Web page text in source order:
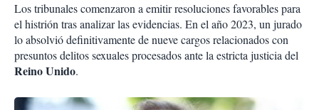
Los tribunales comenzaron a emitir resoluciones favorables para
el histrión tras analizar las evidencias. En el año 2023, un jurado
lo absolvió definitivamente de nueve cargos relacionados con
presuntos delitos sexuales procesados ante la estricta justicia del
Reino Unido.